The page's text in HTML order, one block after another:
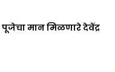
पूजेचा मान मिळणारे देवेंद्र